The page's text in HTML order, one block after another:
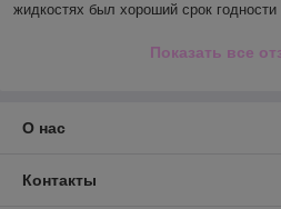
жидкостях был хороший срок
Показать все
О нас
Контакты